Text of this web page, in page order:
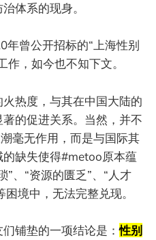
体系的现身。
年曾公开招标的“上海性别
，如今也不知下文。
热度，与其在中国大陆的
的促进关系。当然，并不
毫无作用，而是与国际其
缺失使得#metoo原本蕴
”、“资源的匮乏”、“人才
境中，无法完整兑现。
铺垫的一项结论是：性别